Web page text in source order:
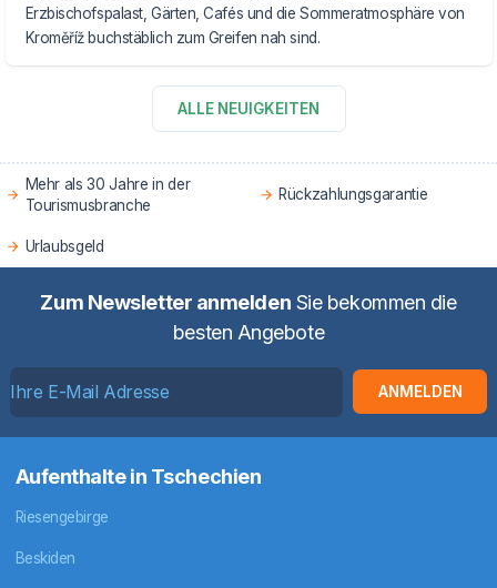
Erzbischofspalast, Gärten, Cafés und die Sommeratmosphäre von
Kroměříž buchstäblich zum Greifen nah sind.
ALLE NEUIGKEITEN
Mehr als 30 Jahre in der
Tourismusbranche
Rückzahlungsgarantie
Urlaubsgeld
Zum Newsletter anmelden Sie bekommen die
besten Angebote
ANMELDEN
Aufenthalte in Tschechien
Riesengebirge
Beskiden